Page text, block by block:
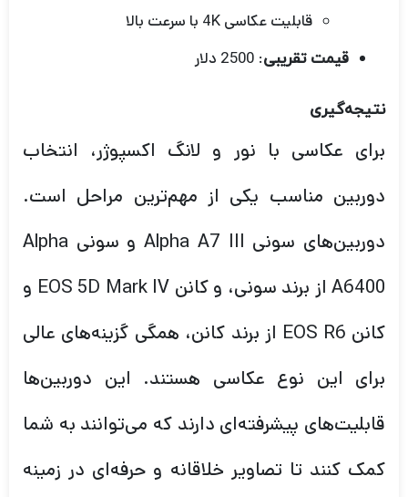
قابلیت عکاسی 4K با سرعت بالا
قیمت تقریبی: 2500 دلار
نتیجه‌گیری
برای عکاسی با نور و لانگ اکسپوژر، انتخاب
دوربین مناسب یکی از مهم‌ترین مراحل است.
دوربین‌های سونی Alpha A7 III و سونی Alpha
A6400 از برند سونی، و کانن EOS 5D Mark IV و
کانن EOS R6 از برند کانن، همگی گزینه‌های عالی
برای این نوع عکاسی هستند. این دوربین‌ها
قابلیت‌های پیشرفته‌ای دارند که می‌توانند به شما
کمک کنند تا تصاویر خلاقانه و حرفه‌ای در زمینه